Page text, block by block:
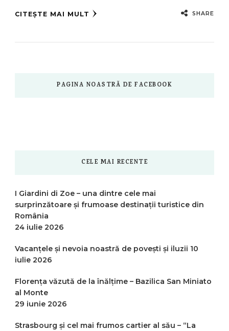
CITEȘTE MAI MULT SHARE
PAGINA NOASTRĂ DE FACEBOOK
CELE MAI RECENTE
I Giardini di Zoe – una dintre cele mai
surprinzătoare și frumoase destinații turistice din
România
24 iulie 2026
Vacanțele și nevoia noastră de povești și iluzii 10
iulie 2026
Florența văzută de la înălțime – Bazilica San Miniato
al Monte
29 iunie 2026
Strasbourg și cel mai frumos cartier al său – “La